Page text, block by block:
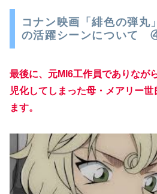
コナン映画「緋色の弾丸
の活躍シーンについて
最後に、元MI6工作員でありなが
児化してしまった母・メアリー
ます。